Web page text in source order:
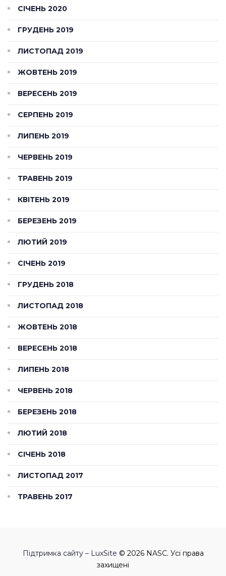
СІЧЕНЬ 2020
ГРУДЕНЬ 2019
ЛИСТОПАД 2019
ЖОВТЕНЬ 2019
ВЕРЕСЕНЬ 2019
СЕРПЕНЬ 2019
ЛИПЕНЬ 2019
ЧЕРВЕНЬ 2019
ТРАВЕНЬ 2019
КВІТЕНЬ 2019
БЕРЕЗЕНЬ 2019
ЛЮТИЙ 2019
СІЧЕНЬ 2019
ГРУДЕНЬ 2018
ЛИСТОПАД 2018
ЖОВТЕНЬ 2018
ВЕРЕСЕНЬ 2018
ЛИПЕНЬ 2018
ЧЕРВЕНЬ 2018
БЕРЕЗЕНЬ 2018
ЛЮТИЙ 2018
СІЧЕНЬ 2018
ЛИСТОПАД 2017
ТРАВЕНЬ 2017
Підтримка сайту – LuxSite © 2026 NASC. Усі права
захищені